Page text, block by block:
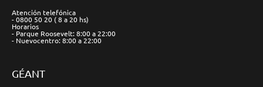
Atención telefónica
- 0800 50 20 ( 8 a 20 hs)
Horarios
- Parque Roosevelt: 8:00 a 22:00
- Nuevocentro: 8:00 a 22:00
GÉANT